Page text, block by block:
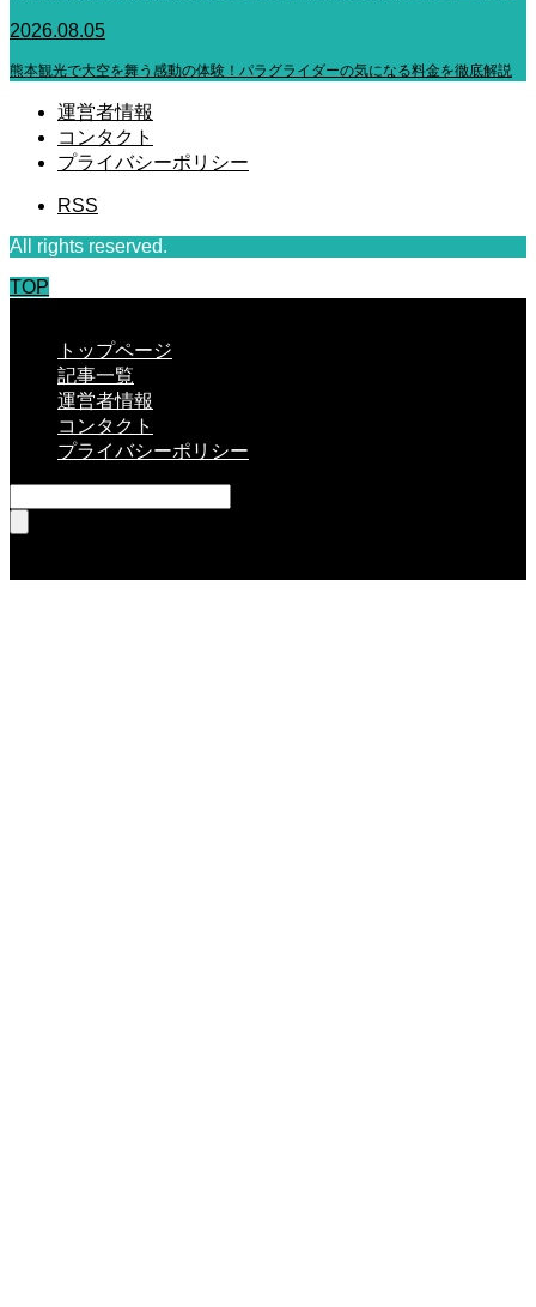
2026.08.05
熊本観光で大空を舞う感動の体験！パラグライダーの気になる料金を徹底解説
運営者情報
コンタクト
プライバシーポリシー
RSS
All rights reserved.
TOP
トップページ
記事一覧
運営者情報
コンタクト
プライバシーポリシー